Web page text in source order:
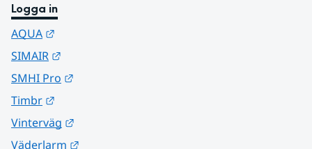
Logga in
AQUA
SIMAIR
SMHI Pro
Timbr
Vinterväg
Väderlarm